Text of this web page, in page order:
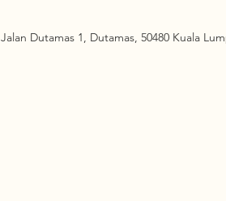
Jalan Dutamas 1, Dutamas, 50480 Kuala